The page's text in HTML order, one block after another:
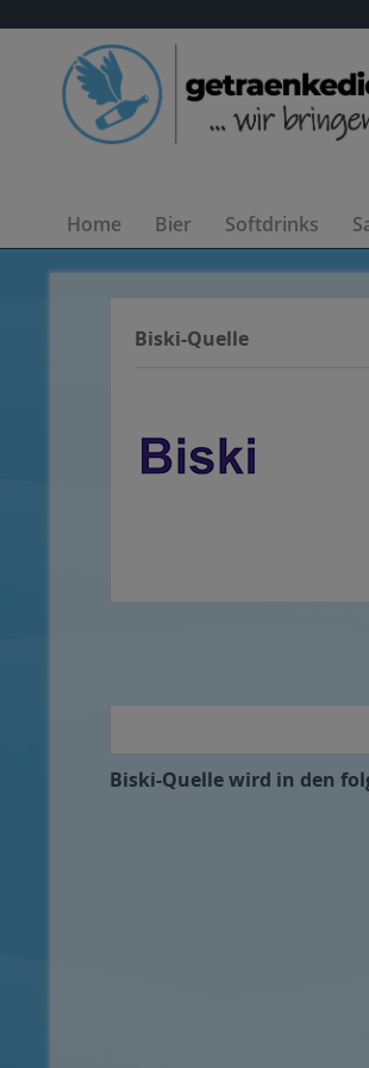
Home Bier Softdrinks
Biski-Quelle
Biski-Quelle wird in den